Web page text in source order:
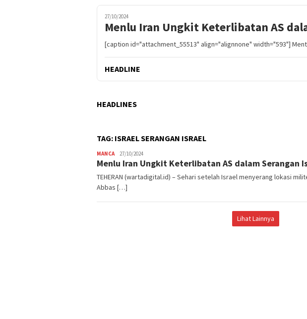
27/10/2024
Menlu Iran Ungkit Keterlibatan AS
[caption id="attachment_55513" align="alignnone" width="593"]
HEADLINE
HEADLINES
TAG: ISRAEL SERANGAN ISRAEL
MANCAAdmin
Warta
27/10/2024
Menlu Iran Ungkit Keterlibatan AS dalam Serangan
TEHERAN (wartadigital.id) – Sehari setelah Israel menyerang lokasi
Abbas […]
Lihat Lainnya